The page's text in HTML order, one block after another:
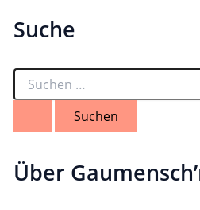
Suche
S
nÜber